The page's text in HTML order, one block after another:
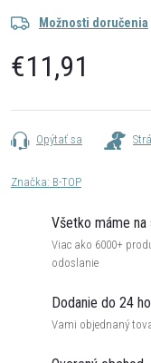
Možnosti doručenia
€11,91
cena:
Opýtať sa
Značka: B-TOP
Všetko máme na
Viac ako 6000+
odoslanie
Dodanie do 24
Vami objednaný